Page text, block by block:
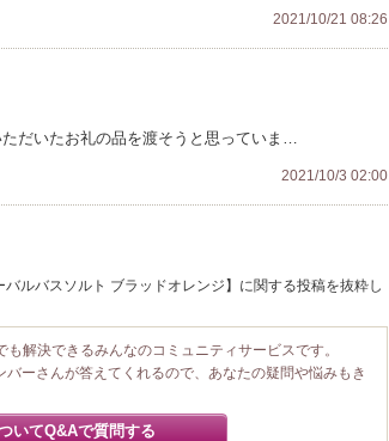
2021/10/21 08:26
だいたお礼の品を渡そうと思っていま…
2021/10/3 02:00
ルバスソルト ブラッドオレンジ】に関する投稿を抜粋し
解決できるみんなのコミュニティサービスです。
ーさんが答えてくれるので、あなたの疑問や悩みもき
いてQ&Aで質問する